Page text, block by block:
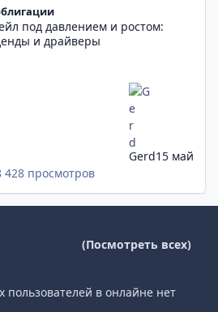
под давлением и ростом:
и драйверы
428 просмотров
Gerd15 май
(Посмотреть всех)
пользователей в онлайне нет